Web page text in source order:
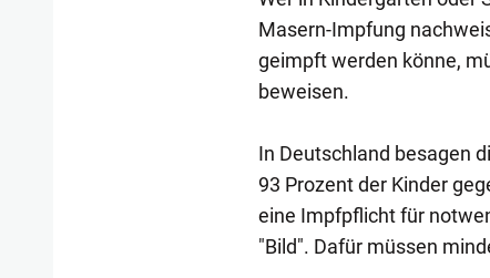
Masern-Impfung
geimpft werden könne,
beweisen.
In Deutschland besagen
93 Prozent der Kinder
eine Impfpflicht für
"Bild". Dafür müssen